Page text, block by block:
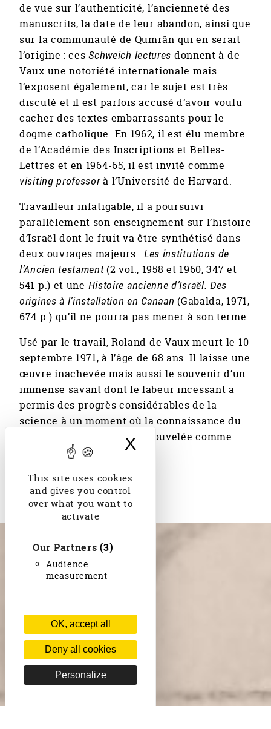
This site uses cookies
and gives you control
over what you want to
activate
Our Partners(3)
Audience
measurement
OK, accept all
Deny all cookies
Personalize
X Hide cookie
de vue sur l’authenticité, l’ancienneté des
manuscrits, la date de leur abandon, ainsi que
sur la communauté de Qumrân qui en serait
l’origine : cesSchweich lectures donnent à de
Vaux une notoriété internationale mais
l’exposent également, car le sujet est très
discuté et il est parfois accusé d’avoir voulu
cacher des textes embarrassants pour le
dogme catholique. En 1962, il est élu membre
de l’Académie des Inscriptions et Belles-
Lettres et en 1964-65, il est invité comme
visiting professorà l’Université de Harvard.
Travailleur infatigable, il a poursuivi
parallèlement son enseignement sur l’histoire
d’Israël dont le fruit va être synthétisé dans
deux ouvrages majeurs : Les institutions de
l’Ancien testament(2 vol., 1958 et 1960, 347 et
541 p.) et une Histoire ancienne d’Israël. Des
origines à l’installation en Canaan (Gabalda, 1971,
674 p.) qu’il ne pourra pas mener à son terme.
Usé par le travail, Roland de Vaux meurt le 10
septembre 1971, à l’âge de 68 ans. Il laisse une
œuvre inachevée mais aussi le souvenir d’un
immense savant dont le labeur incessant a
permis des progrès considérables de la
science à un moment où la connaissance du
milieu de la Bible était renouvelée comme
jamais auparavant.